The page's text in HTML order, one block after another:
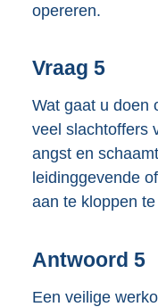
opereren.
Vraag 5
Wat gaat u doen
veel slachtoffers
angst en
leidinggevende
aan te kloppen
Antwoord 5
Een veilige